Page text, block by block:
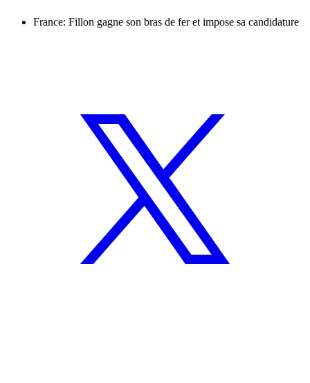
France: Fillon gagne son bras de fer et impose sa candidature